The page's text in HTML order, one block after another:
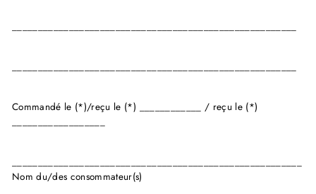
Commandé le (*)/reçu le (*) ____________ / reçu le (*)
Nom du/des consommateur(s)